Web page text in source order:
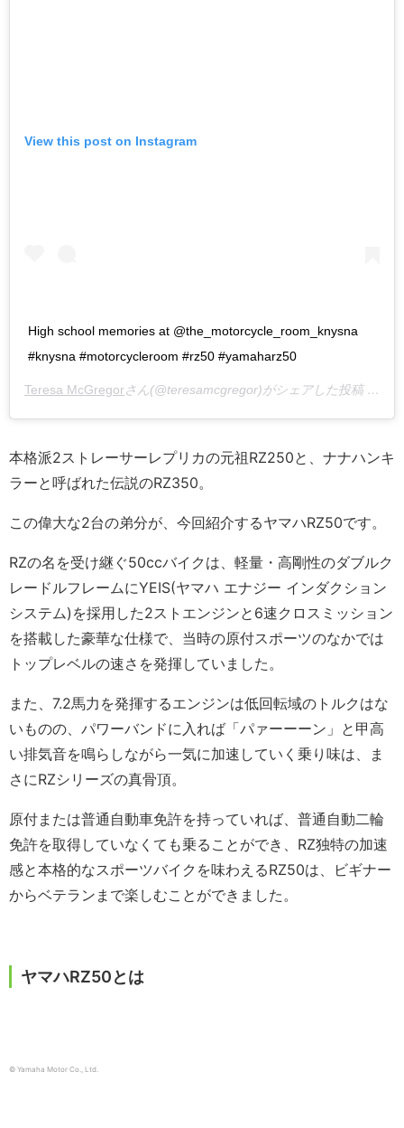
View this post on Instagram
High school memories at @the_motorcycle_room_knysna
#knysna #motorcycleroom #rz50 #yamaharz50
Teresa McGregorさん(@teresamcgregor)がシェアした投稿 –
本格派2ストレーサーレプリカの元祖RZ250と、ナナハンキ
ラーと呼ばれた伝説のRZ350。
この偉大な2台の弟分が、今回紹介するヤマハRZ50です。
RZの名を受け継ぐ50ccバイクは、軽量・高剛性のダブルク
レードルフレームにYEIS(ヤマハ エナジー インダクション
システム)を採用した2ストエンジンと6速クロスミッション
を搭載した豪華な仕様で、当時の原付スポーツのなかでは
トップレベルの速さを発揮していました。
また、7.2馬力を発揮するエンジンは低回転域のトルクはな
いものの、パワーバンドに入れば「パァーーーン」と甲高
い排気音を鳴らしながら一気に加速していく乗り味は、ま
さにRZシリーズの真骨頂。
原付または普通自動車免許を持っていれば、普通自動二輪
免許を取得していなくても乗ることができ、RZ独特の加速
感と本格的なスポーツバイクを味わえるRZ50は、ビギナー
からベテランまで楽しむことができました。
ヤマハRZ50とは
© Yamaha Motor Co., Ltd.